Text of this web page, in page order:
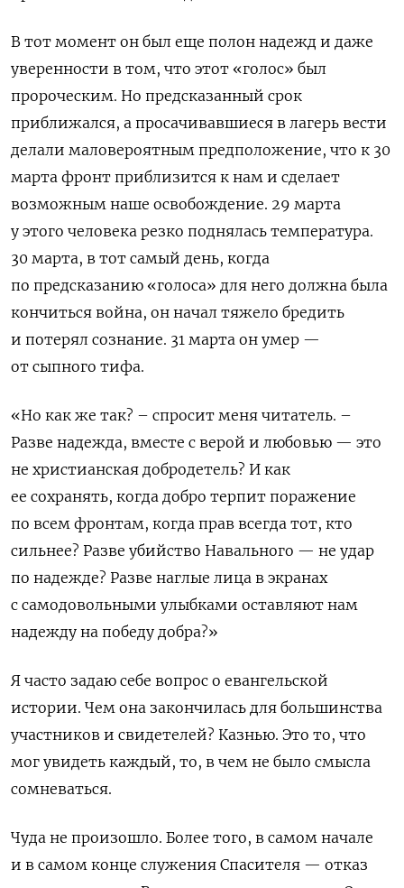
В тот момент он был еще полон надежд и даже
уверенности в том, что этот «голос» был
пророческим. Но предсказанный срок
приближался, а просачивавшиеся в лагерь вести
делали маловероятным предположение, что к 30
марта фронт приблизится к нам и сделает
возможным наше освобождение. 29 марта
у этого человека резко поднялась температура.
30 марта, в тот самый день, когда
по предсказанию «голоса» для него должна была
кончиться война, он начал тяжело бредить
и потерял сознание. 31 марта он умер —
от сыпного тифа.
«Но как же так? – спросит меня читатель. –
Разве надежда, вместе с верой и любовью — это
не христианская добродетель? И как
ее сохранять, когда добро терпит поражение
по всем фронтам, когда прав всегда тот, кто
сильнее? Разве убийство Навального — не удар
по надежде? Разве наглые лица в экранах
с самодовольными улыбками оставляют нам
надежду на победу добра?»
Я часто задаю себе вопрос о евангельской
истории. Чем она закончилась для большинства
участников и свидетелей? Казнью. Это то, что
мог увидеть каждый, то, в чем не было смысла
сомневаться.
Чуда не произошло. Более того, в самом начале
и в самом конце служения Спасителя — отказ